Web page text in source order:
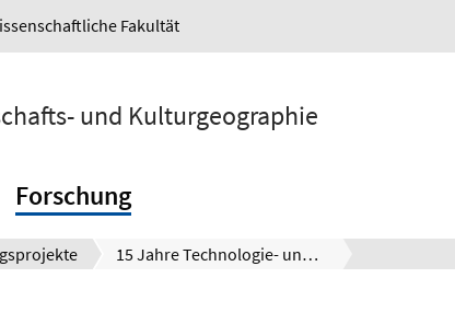
Fakultät
und Kulturgeographie
Forschung
15 Jahre Technologie- und Gründerzentren in Niedersachsen – eine regionalwirtschaftliche Bilanz